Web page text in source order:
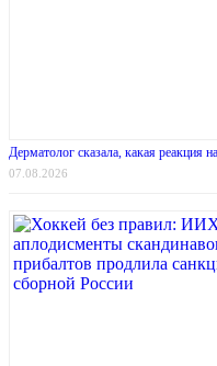
Дерматолог сказала, какая реакция
07.08.2026